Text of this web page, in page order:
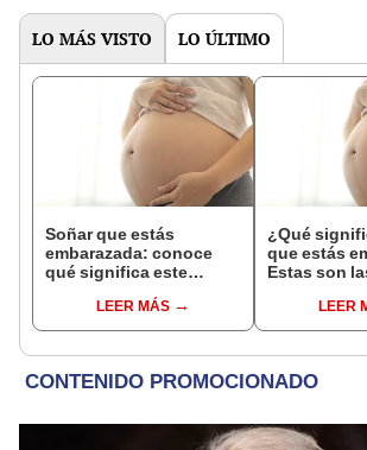
LO MÁS VISTO LO ÚLTIMO
Soñar que estás
embarazada: conoce
qué significa este
LEER MÁS
¿Qué
que estás
Estas son
comunes
LEER